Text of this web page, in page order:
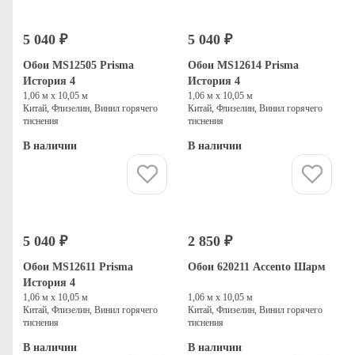
5 040 ₽
Обои MS12505 Prisma
История 4
1,06 м х 10,05 м
Китай, Флизелин, Винил горячего
тиснения
В наличии
5 040 ₽
Обои MS12614 Prisma
История 4
1,06 м х 10,05 м
Китай, Флизелин, Винил горячего
тиснения
В наличии
5 040 ₽
Обои MS12611 Prisma
История 4
1,06 м х 10,05 м
Китай, Флизелин, Винил горячего
тиснения
В наличии
2 850 ₽
Обои 620211 Accento Шарм
1,06 м х 10,05 м
Китай, Флизелин, Винил горячего
тиснения
В наличии